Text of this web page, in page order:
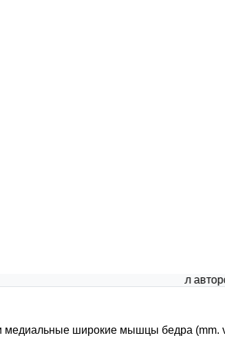
Портал авторских
медиальные широкие мышцы бедра (mm.